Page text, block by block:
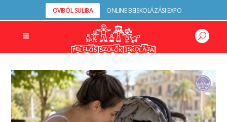
OVIBÓL SULIBA ONLINE BEISKOLÁZÁSI EXPO